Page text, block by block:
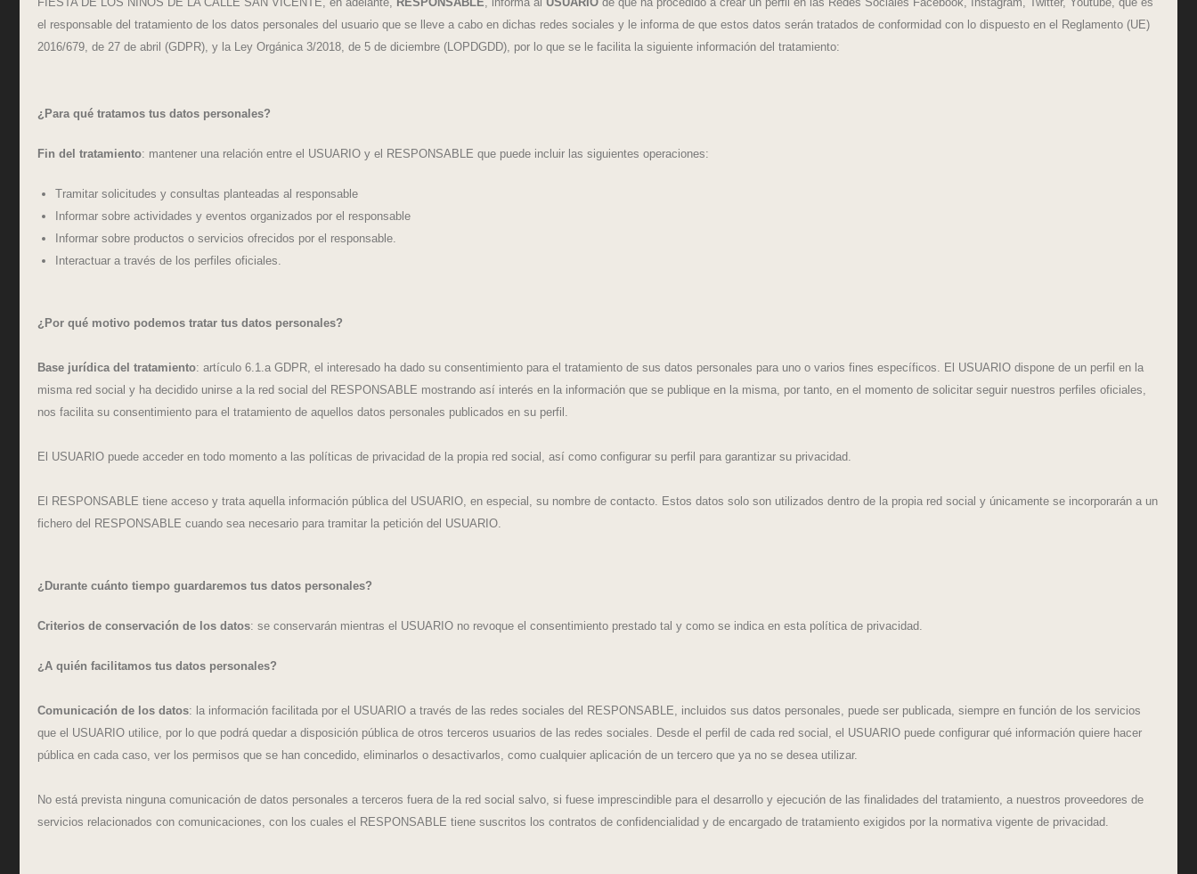
el responsable del tratamiento de los datos personales del usuario que se lleve a cabo en dichas redes sociales y le informa de que estos datos serán tratados de conformidad con lo dispuesto en el Reglamento (UE)
2016/679, de 27 de abril (GDPR), y la Ley Orgánica 3/2018, de 5 de diciembre (LOPDGDD), por lo que se le facilita la siguiente información del tratamiento:
¿Para qué tratamos tus datos personales?
Fin del tratamiento: mantener una relación entre el USUARIO y el RESPONSABLE que puede incluir las siguientes operaciones:
Tramitar solicitudes y consultas planteadas al responsable
Informar sobre actividades y eventos organizados por el responsable
Informar sobre productos o servicios ofrecidos por el responsable.
Interactuar a través de los perfiles oficiales.
¿Por qué motivo podemos tratar tus datos personales?
Base jurídica del tratamiento: artículo 6.1.a GDPR, el interesado ha dado su consentimiento para el tratamiento de sus datos personales para uno o varios fines específicos. El USUARIO dispone de un perfil en la
misma red social y ha decidido unirse a la red social del RESPONSABLE mostrando así interés en la información que se publique en la misma, por tanto, en el momento de solicitar seguir nuestros perfiles oficiales,
nos facilita su consentimiento para el tratamiento de aquellos datos personales publicados en su perfil.
El USUARIO puede acceder en todo momento a las políticas de privacidad de la propia red social, así como configurar su perfil para garantizar su privacidad.
El RESPONSABLE tiene acceso y trata aquella información pública del USUARIO, en especial, su nombre de contacto. Estos datos solo son utilizados dentro de la propia red social y únicamente se incorporarán a un
fichero del RESPONSABLE cuando sea necesario para tramitar la petición del USUARIO.
¿Durante cuánto tiempo guardaremos tus datos personales?
Criterios de conservación de los datos: se conservarán mientras el USUARIO no revoque el consentimiento prestado tal y como se indica en esta política de privacidad.
¿A quién facilitamos tus datos personales?
Comunicación de los datos: la información facilitada por el USUARIO a través de las redes sociales del RESPONSABLE, incluidos sus datos personales, puede ser publicada, siempre en función de los servicios
que el USUARIO utilice, por lo que podrá quedar a disposición pública de otros terceros usuarios de las redes sociales. Desde el perfil de cada red social, el USUARIO puede configurar qué información quiere hacer
pública en cada caso, ver los permisos que se han concedido, eliminarlos o desactivarlos, como cualquier aplicación de un tercero que ya no se desea utilizar.
No está prevista ninguna comunicación de datos personales a terceros fuera de la red social salvo, si fuese imprescindible para el desarrollo y ejecución de las finalidades del tratamiento, a nuestros proveedores de
servicios relacionados con comunicaciones, con los cuales el RESPONSABLE tiene suscritos los contratos de confidencialidad y de encargado de tratamiento exigidos por la normativa vigente de privacidad.